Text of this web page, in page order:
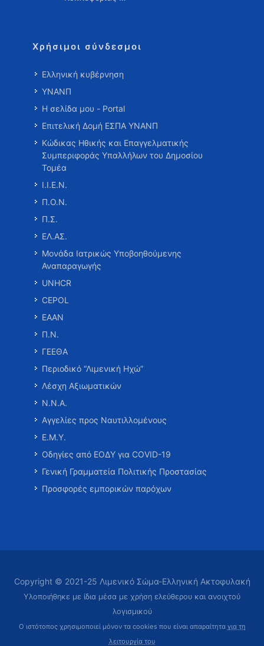
Χρήσιμοι σύνδεσμοι
Ελληνική κυβέρνηση
ΥΝΑΝΠ
Η σελίδα μου - Portal
Επιτελική Δομή ΕΣΠΑ ΥΝΑΝΠ
Κώδικας Ηθικής και Επαγγελματικής
Συμπεριφοράς Υπαλλήλων του Δημοσίου
Τομέα
Ι.Ι.Ε.Ν.
Π.Ο.Ν.
Π.Σ.
ΕΛ.ΑΣ.
Μονάδα Ιατρικώς Υποβοηθούμενης
Αναπαραγωγής
UNHCR
CEPOL
ΕΑΑΝ
Π.Ν.
ΓΕΕΘΑ
Περιοδικό “Λιμενική Ηχώ”
Λέσχη Αξιωματικών
Ν.Ν.Α.
Αγγελίες προς Ναυτιλλομένους
Ε.Μ.Υ.
Οδηγίες από ΕΟΔΥ για COVID-19
Γενική Γραμματεία Πολιτικής Προστασίας
Προσφορές εμπορικών παρόχων
Copyright © 2021-25 Λιμενικό Σώμα-Ελληνική Ακτοφυλακή
Υλοποιήθηκε με ίδια μέσα με χρήση ελεύθερου και ανοιχτού
λογισμικού
Ο ιστότοπος χρησιμοποιεί μόνον τα cookies που είναι απαραίτητα για τη
λειτουργία του